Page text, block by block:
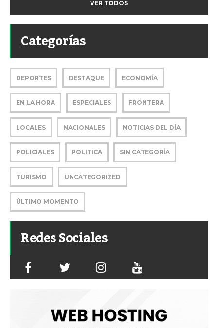
VER TODOS
Categorías
DEPORTES DESTAQUE ECONOMÍA
EN LA HORA ESPECIALES FRONTERA
LOCALES NACIONALES NOTICIAS DEL DÍA
POLICIALES POLITICA SIN CATEGORÍA
TURISMO UNCATEGORIZED
ÚLTIMO MOMENTO
Redes Sociales